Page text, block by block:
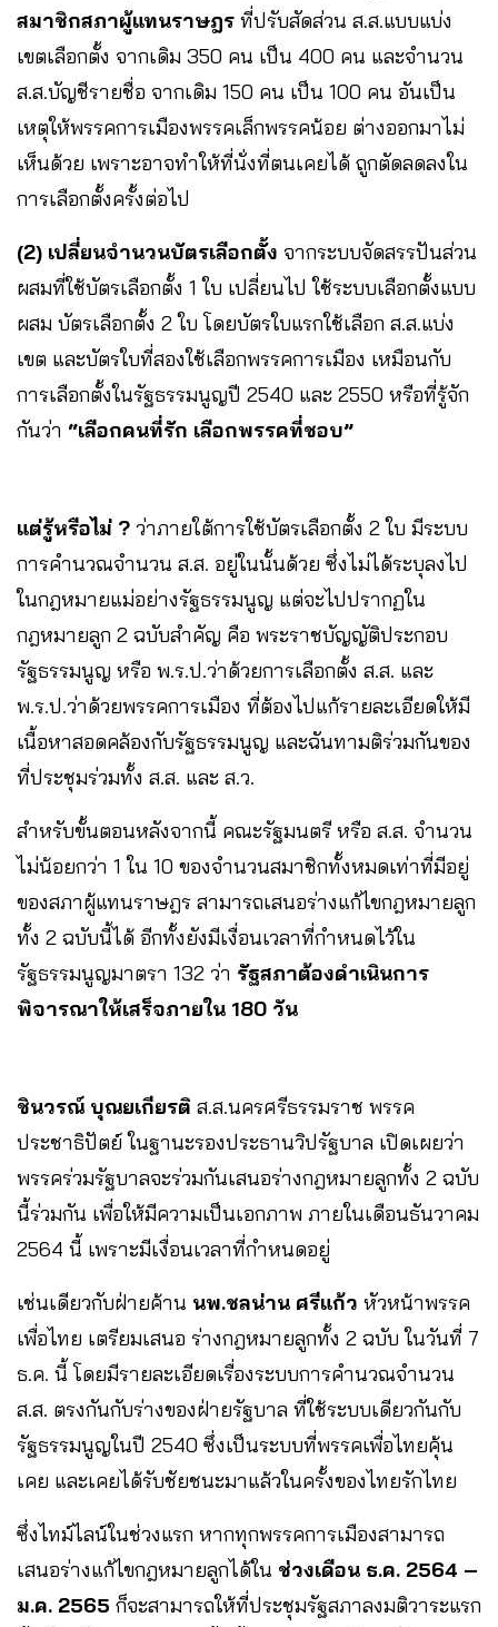
สมาชิกสภาผู้แทนราษฎร ที่ปรับสัดส่วน ส.ส.แบบแบ่ง
เขตเลือกตั้ง จากเดิม 350 คน เป็น 400 คน และจำนวน
ส.ส.บัญชีรายชื่อ จากเดิม 150 คน เป็น 100 คน อันเป็น
เหตุให้พรรคการเมืองพรรคเล็กพรรคน้อย ต่างออกมาไม่
เห็นด้วย เพราะอาจทำให้ที่นั่งที่ตนเคยได้ ถูกตัดลดลงใน
การเลือกตั้งครั้งต่อไป
(2) เปลี่ยนจำนวนบัตรเลือกตั้ง จากระบบจัดสรรปันส่วน
ผสมที่ใช้บัตรเลือกตั้ง 1 ใบ เปลี่ยนไป ใช้ระบบเลือกตั้งแบบ
ผสม บัตรเลือกตั้ง 2 ใบ โดยบัตรใบแรกใช้เลือก ส.ส.แบ่ง
เขต และบัตรใบที่สองใช้เลือกพรรคการเมือง เหมือนกับ
การเลือกตั้งในรัฐธรรมนูญปี 2540 และ 2550 หรือที่รู้จัก
กันว่า “เลือกคนที่รัก เลือกพรรคที่ชอบ”
แต่รู้หรือไม่ ? ว่าภายใต้การใช้บัตรเลือกตั้ง 2 ใบ มีระบบ
การคำนวณจำนวน ส.ส. อยู่ในนั้นด้วย ซึ่งไม่ได้ระบุลงไป
ในกฎหมายแม่อย่างรัฐธรรมนูญ แต่จะไปปรากฏใน
กฎหมายลูก 2 ฉบับสำคัญ คือ พระราชบัญญัติประกอบ
รัฐธรรมนูญ หรือ พ.ร.ป.ว่าด้วยการเลือกตั้ง ส.ส. และ
พ.ร.ป.ว่าด้วยพรรคการเมือง ที่ต้องไปแก้รายละเอียดให้มี
เนื้อหาสอดคล้องกับรัฐธรรมนูญ และฉันทามติร่วมกันของ
ที่ประชุมร่วมทั้ง ส.ส. และ ส.ว.
สำหรับขั้นตอนหลังจากนี้ คณะรัฐมนตรี หรือ ส.ส. จำนวน
ไม่น้อยกว่า 1 ใน 10 ของจำนวนสมาชิกทั้งหมดเท่าที่มีอยู่
ของสภาผู้แทนราษฎร สามารถเสนอร่างแก้ไขกฎหมายลูก
ทั้ง 2 ฉบับนี้ได้ อีกทั้งยังมีเงื่อนเวลาที่กำหนดไว้ใน
รัฐธรรมนูญมาตรา 132 ว่า รัฐสภาต้องดำเนินการ
พิจารณาให้เสร็จภายใน 180 วัน
ชินวรณ์ บุณยเกียรติ ส.ส.นครศรีธรรมราช พรรค
ประชาธิปัตย์ ในฐานะรองประธานวิปรัฐบาล เปิดเผยว่า
พรรคร่วมรัฐบาลจะร่วมกันเสนอร่างกฎหมายลูกทั้ง 2 ฉบับ
นี้ร่วมกัน เพื่อให้มีความเป็นเอกภาพ ภายในเดือนธันวาคม
2564 นี้ เพราะมีเงื่อนเวลาที่กำหนดอยู่
เช่นเดียวกับฝ่ายค้าน นพ.ชลน่าน ศรีแก้ว หัวหน้าพรรค
เพื่อไทย เตรียมเสนอ ร่างกฎหมายลูกทั้ง 2 ฉบับ ในวันที่ 7
ธ.ค. นี้ โดยมีรายละเอียดเรื่องระบบการคำนวณจำนวน
ส.ส. ตรงกันกับร่างของฝ่ายรัฐบาล ที่ใช้ระบบเดียวกันกับ
รัฐธรรมนูญในปี 2540 ซึ่งเป็นระบบที่พรรคเพื่อไทยคุ้น
เคย และเคยได้รับชัยชนะมาแล้วในครั้งของไทยรักไทย
ซึ่งไทม์ไลน์ในช่วงแรก หากทุกพรรคการเมืองสามารถ
เสนอร่างแก้ไขกฎหมายลูกได้ใน ช่วงเดือน ธ.ค. 2564 –
ม.ค. 2565 ก็จะสามารถให้ที่ประชุมรัฐสภาลงมติวาระแรก